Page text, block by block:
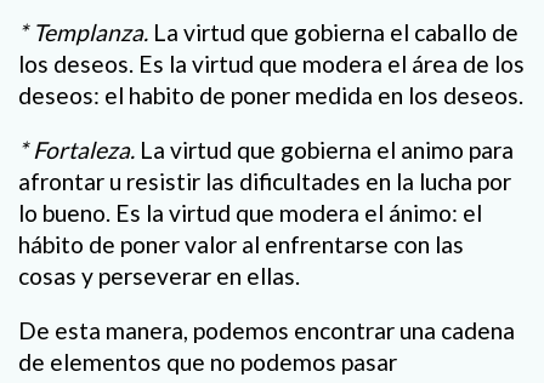
* Templanza. La virtud que gobierna el caballo de
los deseos. Es la virtud que modera el área de los
deseos: el habito de poner medida en los deseos.
* Fortaleza. La virtud que gobierna el animo para
afrontar u resistir las dificultades en la lucha por
lo bueno. Es la virtud que modera el ánimo: el
hábito de poner valor al enfrentarse con las
cosas y perseverar en ellas.
De esta manera, podemos encontrar una cadena
de elementos que no podemos pasar